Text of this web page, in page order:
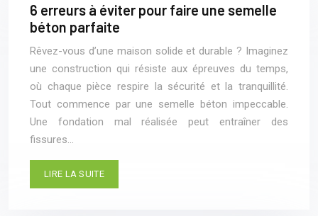
6 erreurs à éviter pour faire une semelle
béton parfaite
Rêvez-vous d’une maison solide et durable ? Imaginez
une construction qui résiste aux épreuves du temps,
où chaque pièce respire la sécurité et la tranquillité.
Tout commence par une semelle béton impeccable.
Une fondation mal réalisée peut entraîner des
fissures…
LIRE LA SUITE